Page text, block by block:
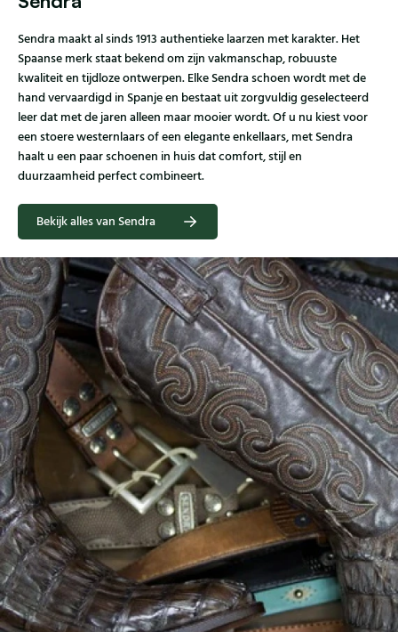
Sendra maakt al sinds 1913 authentieke laarzen met karakter. Het
Spaanse merk staat bekend om zijn vakmanschap, robuuste
kwaliteit en tijdloze ontwerpen. Elke Sendra schoen wordt met de
hand vervaardigd in Spanje en bestaat uit zorgvuldig geselecteerd
leer dat met de jaren alleen maar mooier wordt. Of u nu kiest voor
een stoere westernlaars of een elegante enkellaars, met Sendra
haalt u een paar schoenen in huis dat comfort, stijl en
duurzaamheid perfect combineert.
Bekijk alles van Sendra